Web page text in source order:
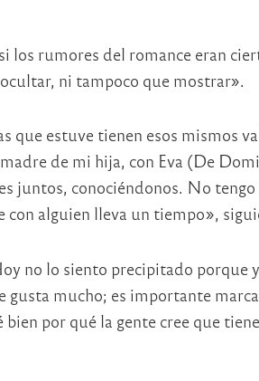
los rumores del romance eran
ni tampoco que mostrar».
que estuve tienen esos mismos
de mi hija, con Eva (De
juntos, conociéndonos. No
con alguien lleva un tiempo»,
no lo siento precipitado porque
gusta mucho; es importante
bien por qué la gente cree que